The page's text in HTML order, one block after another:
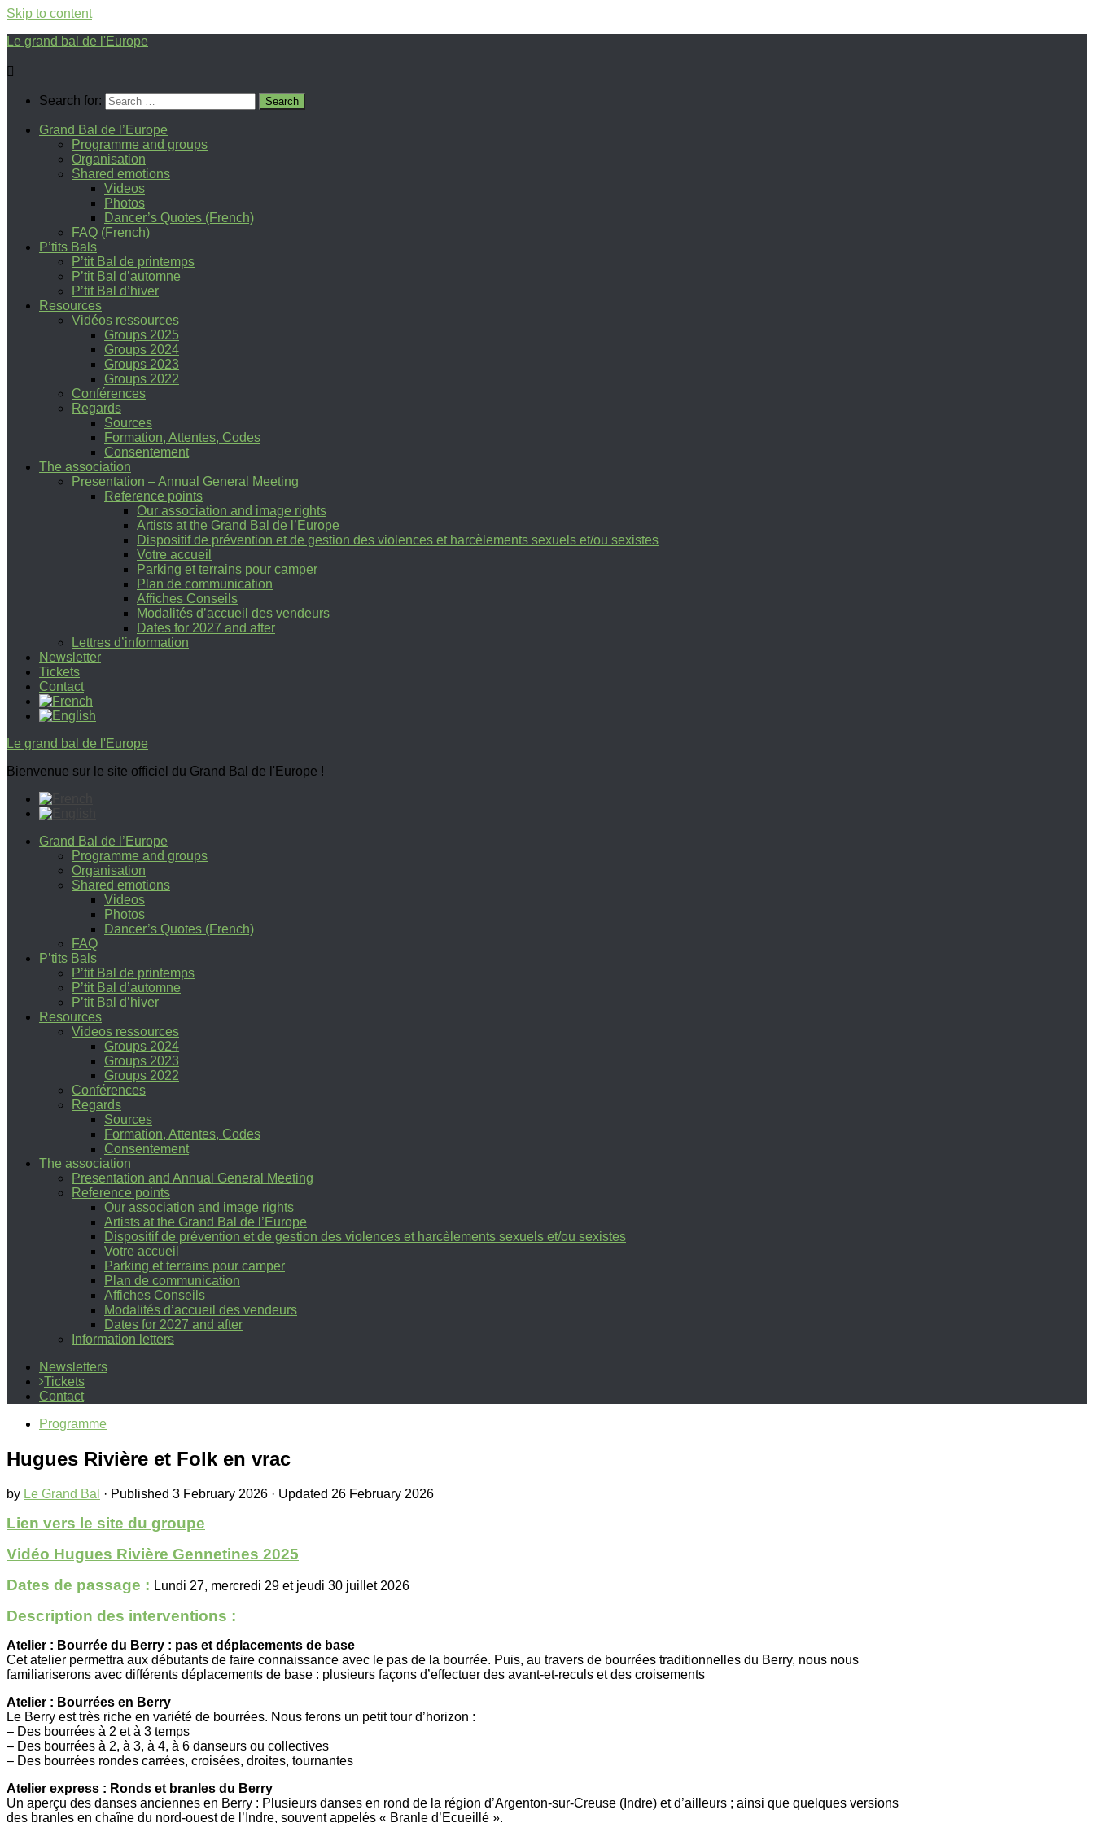
Skip to content
Le grand bal de l'Europe
Search for:
Grand Bal de l’Europe
Programme and groups
Organisation
Shared emotions
Videos
Photos
Dancer’s Quotes (French)
FAQ (French)
P’tits Bals
P’tit Bal de printemps
P’tit Bal d’automne
P’tit Bal d’hiver
Resources
Vidéos ressources
Groups 2025
Groups 2024
Groups 2023
Groups 2022
Conférences
Regards
Sources
Formation, Attentes, Codes
Consentement
The association
Presentation – Annual General Meeting
Reference points
Our association and image rights
Artists at the Grand Bal de l’Europe
Dispositif de prévention et de gestion des violences et harcèlements sexuels et/ou sexistes
Votre accueil
Parking et terrains pour camper
Plan de communication
Affiches Conseils
Modalités d’accueil des vendeurs
Dates for 2027 and after
Lettres d’information
Newsletter
Tickets
Contact
Le grand bal de l'Europe
Bienvenue sur le site officiel du Grand Bal de l'Europe !
Grand Bal de l’Europe
Programme and groups
Organisation
Shared emotions
Videos
Photos
Dancer’s Quotes (French)
FAQ
P’tits Bals
P’tit Bal de printemps
P’tit Bal d’automne
P’tit Bal d’hiver
Resources
Videos ressources
Groups 2024
Groups 2023
Groups 2022
Conférences
Regards
Sources
Formation, Attentes, Codes
Consentement
The association
Presentation and Annual General Meeting
Reference points
Our association and image rights
Artists at the Grand Bal de l’Europe
Dispositif de prévention et de gestion des violences et harcèlements sexuels et/ou sexistes
Votre accueil
Parking et terrains pour camper
Plan de communication
Affiches Conseils
Modalités d’accueil des vendeurs
Dates for 2027 and after
Information letters
Newsletters
Tickets
Contact
Programme
Hugues Rivière et Folk en vrac
by Le Grand Bal · Published 3 February 2026 · Updated 26 February 2026
Lien vers le site du groupe
Vidéo Hugues Rivière Gennetines 2025
Dates de passage : Lundi 27, mercredi 29 et jeudi 30 juillet 2026
Description des interventions :
Atelier : Bourrée du Berry : pas et déplacements de base
Cet atelier permettra aux débutants de faire connaissance avec le pas de la bourrée. Puis, au travers de bourrées traditionnelles du Berry, nous nous
familiariserons avec différents déplacements de base : plusieurs façons d’effectuer des avant-et-reculs et des croisements
Atelier : Bourrées en Berry
Le Berry est très riche en variété de bourrées. Nous ferons un petit tour d’horizon :
– Des bourrées à 2 et à 3 temps
– Des bourrées à 2, à 3, à 4, à 6 danseurs ou collectives
– Des bourrées rondes carrées, croisées, droites, tournantes
Atelier express : Ronds et branles du Berry
Un aperçu des danses anciennes en Berry : Plusieurs danses en rond de la région d’Argenton-sur-Creuse (Indre) et d’ailleurs ; ainsi que quelques versions
des branles en chaîne du nord-ouest de l’Indre, souvent appelés « Branle d’Ecueillé ».